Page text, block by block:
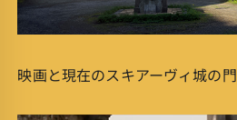
映画と現在のスキアーヴィ城の門